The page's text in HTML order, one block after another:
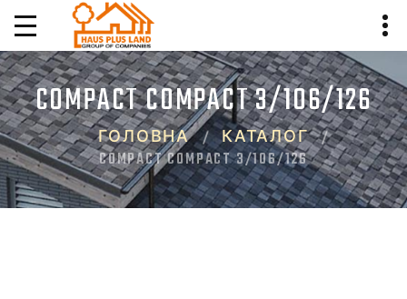
COMPACT COMPACT 3/106/126
ГОЛОВНА
КАТАЛОГ
COMPACT COMPACT 3/106/126